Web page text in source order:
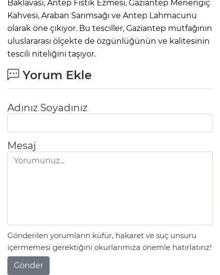
Baklavası, Antep Fıstık Ezmesi, Gaziantep Menengiç
Kahvesi, Araban Sarımsağı ve Antep Lahmacunu
olarak öne çıkıyor. Bu tesciller, Gaziantep mutfağının
uluslararası ölçekte de özgünlüğünün ve kalitesinin
tescili niteliğini taşıyor.
Yorum Ekle
Adınız Soyadınız
Mesaj
Gönderilen yorumların küfür, hakaret ve suç unsuru
içermemesi gerektiğini okurlarımıza önemle hatırlatırız!
Gönder